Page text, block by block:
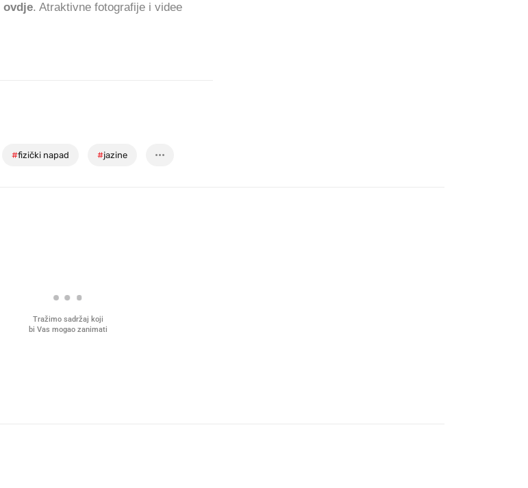
ovdje. Atraktivne fotografije i videe
#fizički napad #jazine
Tražimo sadržaj koji
bi Vas mogao zanimati